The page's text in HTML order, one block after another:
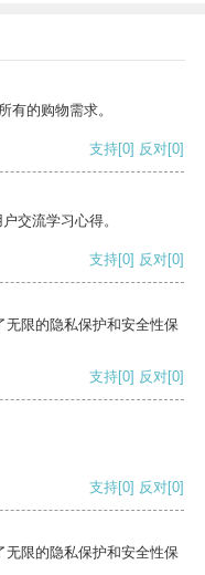
有的购物需求。
支持[0] 反对[0]
交流学习心得。
支持[0] 反对[0]
限的隐私保护和安全性保
支持[0] 反对[0]
支持[0] 反对[0]
限的隐私保护和安全性保